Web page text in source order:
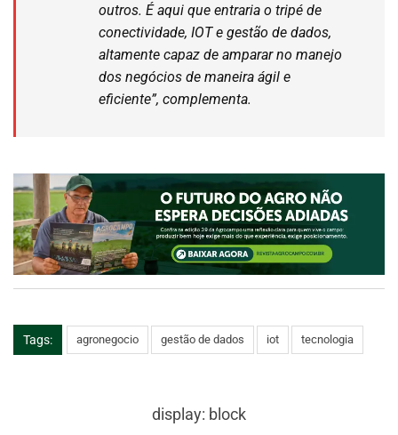
outros. É aqui que entraria o tripé de
conectividade, IOT e gestão de dados,
altamente capaz de amparar no manejo
dos negócios de maneira ágil e
eficiente”, complementa.
Tags: agronegocio gestão de dados iot tecnologia
display: block